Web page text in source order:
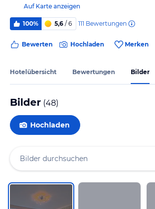
Auf Karte anzeigen
100% 5,6 / 6 111 Bewertungen
Bewerten Hochladen Merken
Hotelübersicht Bewertungen Bilder
Bilder (48)
Hochladen